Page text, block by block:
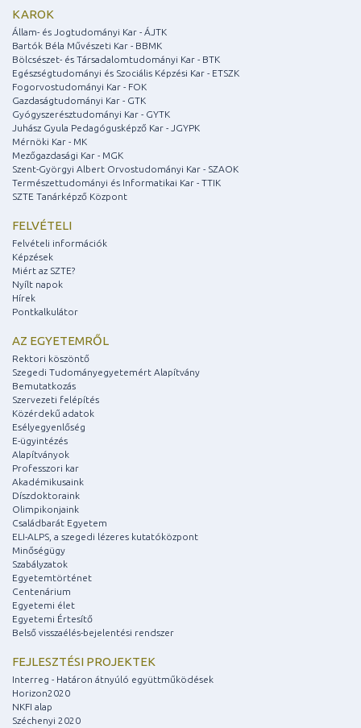
KAROK
Állam- és Jogtudományi Kar - ÁJTK
Bartók Béla Művészeti Kar - BBMK
Bölcsészet- és Társadalomtudományi Kar - BTK
Egészségtudományi és Szociális Képzési Kar - ETSZK
Fogorvostudományi Kar - FOK
Gazdaságtudományi Kar - GTK
Gyógyszerésztudományi Kar - GYTK
Juhász Gyula Pedagógusképző Kar - JGYPK
Mérnöki Kar - MK
Mezőgazdasági Kar - MGK
Szent-Györgyi Albert Orvostudományi Kar - SZAOK
Természettudományi és Informatikai Kar - TTIK
SZTE Tanárképző Központ
FELVÉTELI
Felvételi információk
Képzések
Miért az SZTE?
Nyílt napok
Hírek
Pontkalkulátor
AZ EGYETEMRŐL
Rektori köszöntő
Szegedi Tudományegyetemért Alapítvány
Bemutatkozás
Szervezeti felépítés
Közérdekű adatok
Esélyegyenlőség
E-ügyintézés
Alapítványok
Professzori kar
Akadémikusaink
Díszdoktoraink
Olimpikonjaink
Családbarát Egyetem
ELI-ALPS, a szegedi lézeres kutatóközpont
Minőségügy
Szabályzatok
Egyetemtörténet
Centenárium
Egyetemi élet
Egyetemi Értesítő
Belső visszaélés-bejelentési rendszer
FEJLESZTÉSI PROJEKTEK
Interreg - Határon átnyúló együttműködések
Horizon2020
NKFI alap
Széchenyi 2020